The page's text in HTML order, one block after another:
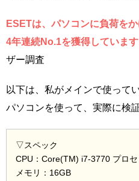
ESETは、パソコンに負荷を
4年連続No.1を獲得しています
ザー調査
以下は、私がメインで使って
パソコンを使って、実際に検
▽スペック
CPU：Core(TM) i7-3770 プロセ
メモリ：16GB